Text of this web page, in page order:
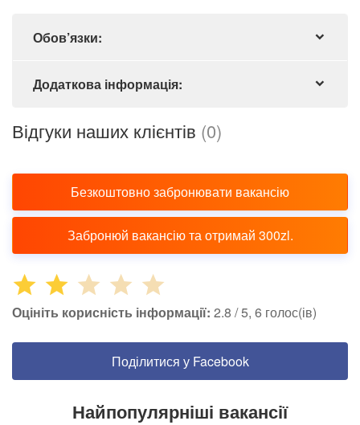
Обов’язки:
Додаткова інформація:
Відгуки наших клієнтів (0)
Безкоштовно забронювати вакансію
Забронюй вакансію та отримай 300zl.
Оцініть корисність інформації: 2.8 / 5, 6 голос(ів)
Поділитися у Facebook
Найпопулярніші вакансії